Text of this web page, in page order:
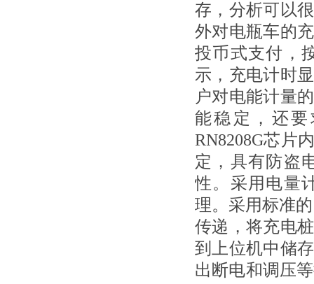
存，分析可以
外对电瓶车的
投币式支付，
示，充电计时
户对电能计量
能稳定，还
RN8208G芯片
定，具有防盗
性。采用电量
理。采用标准
传递，将充电
到上位机中储
出断电和调压